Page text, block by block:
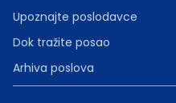
Upoznajte poslodavce
Dok tražite posao
Arhiva poslova